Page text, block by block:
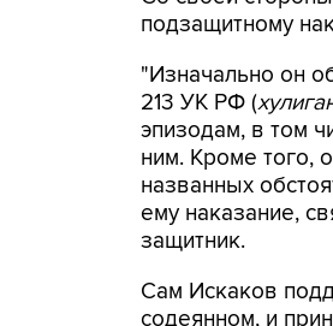
подзащитному
"Изначально он
213 УК РФ (
эпизодам, в том
ним. Кроме того,
названных
ему наказание,
защитник.
Сам Искаков
содеянном, и